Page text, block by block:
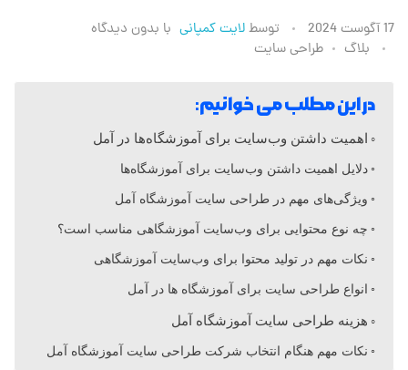
ط
ی
س
17 آگوست 2024 توسطلایت کمپانی با بدون دیدگاه
بلاگ
طراحی سایت
در این مطلب می خوانیم:
اهمیت داشتن وب‌سایت برای آموزشگاه‌ها در آمل
دلایل اهمیت داشتن وب‌سایت برای آموزشگاه‌ها
ویژگی‌های مهم در طراحی سایت آموزشگاه آمل
چه نوع محتوایی برای وب‌سایت آموزشگاهی مناسب است؟
نکات مهم در تولید محتوا برای وب‌سایت آموزشگاهی
انواع طراحی سایت برای آموزشگاه ها در آمل
هزینه طراحی سایت آموزشگاه آمل
نکات مهم هنگام انتخاب شرکت طراحی سایت آموزشگاه آمل